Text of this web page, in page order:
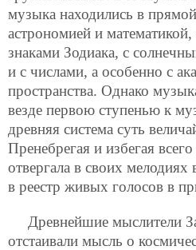
музыка находились в
астрономией и математикой,
знаками Зодиака, с
и с числами, а особенно с
пространства. Однако
везде первою ступенью к
древняя система суть
Пренебрегая и избегая
отвергала в своих
в реестр живых голосов в
Древнейшие мыслители
отстаивали мысль о